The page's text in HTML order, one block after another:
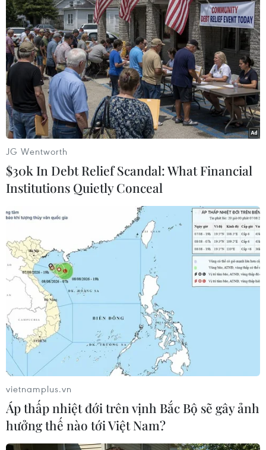
Ngân sách dành cho quân đội Nga cho
phép giáng trả mọi mối đe dọa
Quan chức Nga cho biết Nga không có kế hoạch tăng
nhiều lần chi phí quốc phòng theo sau Mỹ và các nước
thành viên NATO, ngân sách dành cho quân đội Nga
hiện tại cho phép giáng trả mọi mối đe dọa.
Nga đề nghị các nước phương Tây kiềm
JG Wentworth
$30k In Debt Relief Scandal: What Financial
Institutions Quietly Conceal
vietnamplus.vn
Áp thấp nhiệt đới trên vịnh Bắc Bộ sẽ gây ảnh
hưởng thế nào tới Việt Nam?